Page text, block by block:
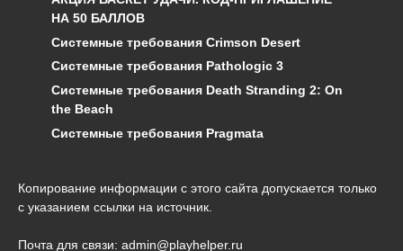
НА 50 БАЛЛОВ
Системные требования Crimson Desert
Системные требования Pathologic 3
Системные требования Death Stranding 2: On
the Beach
Системные требования Pragmata
Копирование информации с этого сайта допускается только
с указанием ссылки на источник.
Почта для связи: admin@playhelper.ru